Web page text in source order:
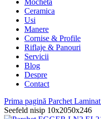
Ceramica
Usi
Manere
Cornise & Profile
Riflaje & Panouri
Servicii
Blog
Despre
Contact
Prima pagină Parchet Laminat
Seefeld nisip 10x2050x246